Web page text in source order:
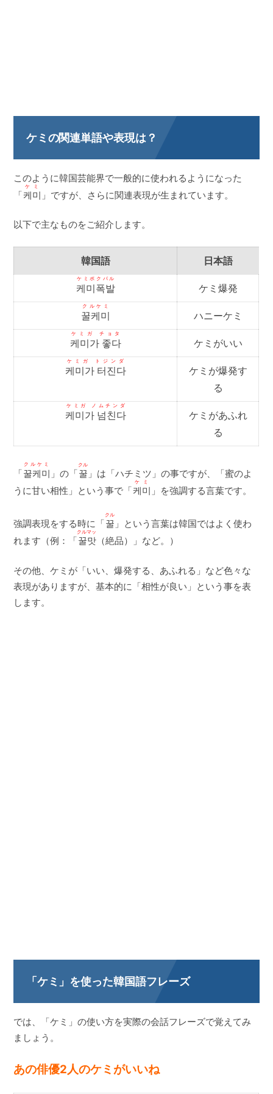
ケミの関連単語や表現は？
このように韓国芸能界で一般的に使われるようになった
「케미
ケミ
」ですが、さらに関連表現が生まれています。
以下で主なものをご紹介します。
韓国語 日本語
케미폭발
ケミポクパル
ケミ爆発
꿀케미
クルケミ
ハニーケミ
케미가 좋다
ケミガ チョタ
ケミがいい
케미가 터진다
ケミガ トジンダ
ケミが爆発す
る
케미가 넘친다
ケミガ ノムチンダ
ケミがあふれ
る
「꿀케미
クルケミ
」の「꿀
クル
」は「ハチミツ」の事ですが、「蜜のよ
うに甘い相性」という事で「케미
ケミ
」を強調する言葉です。
強調表現をする時に「꿀
クル
」という言葉は韓国ではよく使わ
れます（例：「꿀맛
クルマッ
（絶品）」など。）
その他、ケミが「いい、爆発する、あふれる」など色々な
表現がありますが、基本的に「相性が良い」という事を表
します。
「ケミ」を使った韓国語フレーズ
では、「ケミ」の使い方を実際の会話フレーズで覚えてみ
ましょう。
あの俳優2人のケミがいいね